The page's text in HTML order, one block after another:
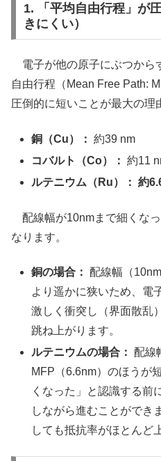
1. 「平均自由行程」が
きにくい）
電子が他の原子にぶつから
自由行程（Mean Free Path:
圧倒的に短いことが最大の理
銅（Cu）： 約39 nm
コバルト（Co）： 約11
ルテニウム（Ru）： 約
配線幅が10nmまで細くな
なります。
銅の場合：
配線幅（
より遥かに狭いため、電
激しく衝突し（界面散乱
跳ね上がります。
ルテニウムの場合：
配線
MFP（6.6nm）のほうが
くなった」と認識する前
しながら進むことができ
しても抵抗率がほとんど